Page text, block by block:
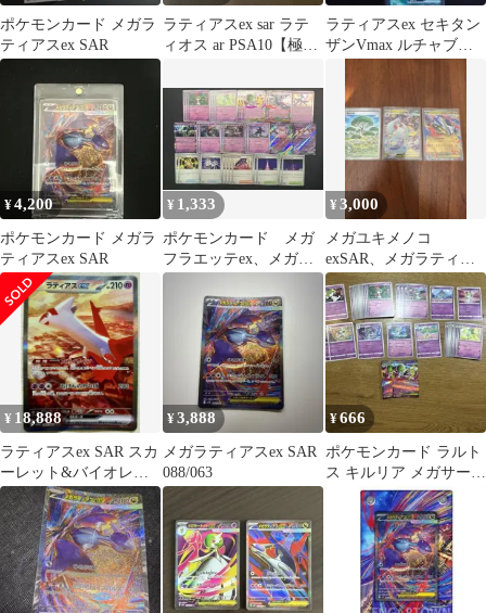
ポケモンカード メガラ
ティアスex SAR
ラティアスex sar ラテ
ィオス ar PSA10【極美
ラティアスex セキタン
ザンVmax ルチャブル
マスボ柄 ☆値下げ交渉
可能☆
¥4,200
ポケモンカード メガラ
ティアスex SAR
¥ 1,333
ポケモンカード メガ
フラエッテex、メガサ
ーナイトex デッキパー
¥3,000
メガユキメノコ
exSAR、メガラティア
スexRR、活力の森SR
¥ 18,888
ラティアスex SAR スカ
ーレット&バイオレッ
ト 強化拡張パック 楽園
ドラゴ…
¥3,888
メガラティアスex SAR
088/063
¥666
ポケモンカード ラルト
ス キルリア メガサーナ
イトex 大量セット